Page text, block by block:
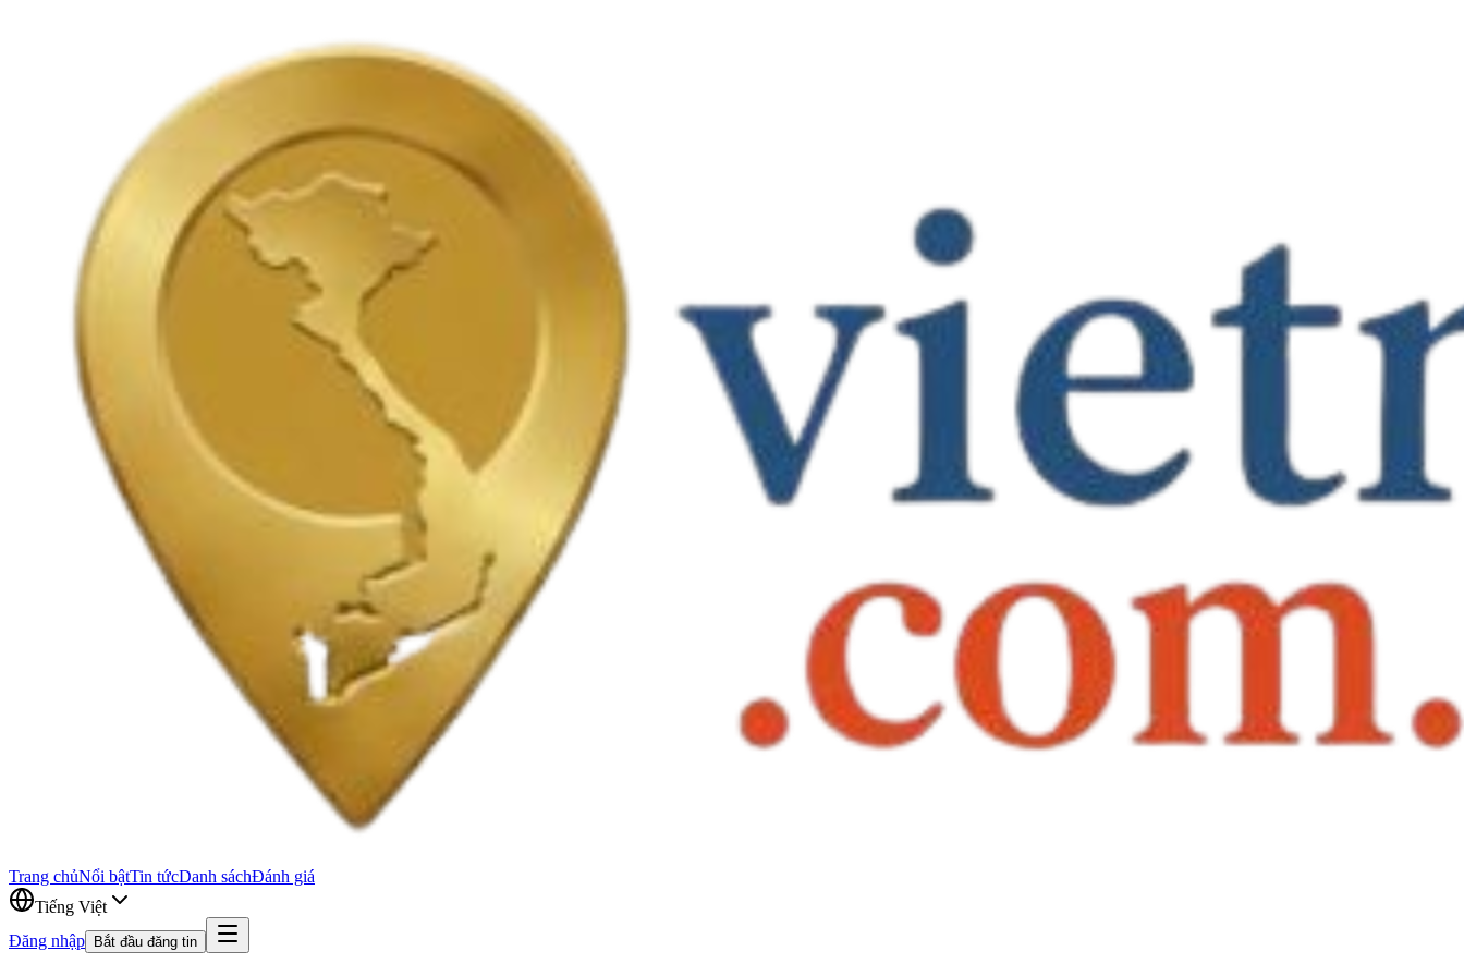
Trang chủNổi bậtTin tứcDanh sáchĐánh giá
Tiếng Việt
Đăng nhập
Bắt đầu đăng tin